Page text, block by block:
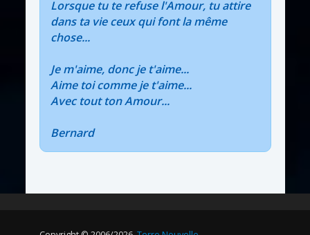
Lorsque tu te refuse l'Amour, tu attire
dans ta vie ceux qui font la même
chose...
Je m'aime, donc je t'aime...
Aime toi comme je t'aime...
Avec tout ton Amour...
Bernard